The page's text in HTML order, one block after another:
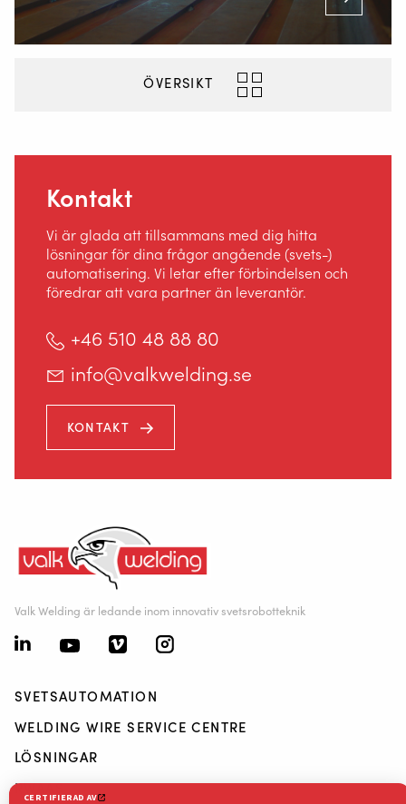
ÖVERSIKT
Kontakt
Vi är glada att tillsammans med dig hitta
lösningar för dina frågor angående (svets-)
automatisering. Vi letar efter förbindelsen och
föredrar att vara partner än leverantör.
+46 510 48 88 80
info@valkwelding.se
KONTAKT
Valk Welding är ledande inom innovativ svetsrobotteknik
SVETSAUTOMATION
WELDING WIRE SERVICE CENTRE
LÖSNINGAR
RWAAS